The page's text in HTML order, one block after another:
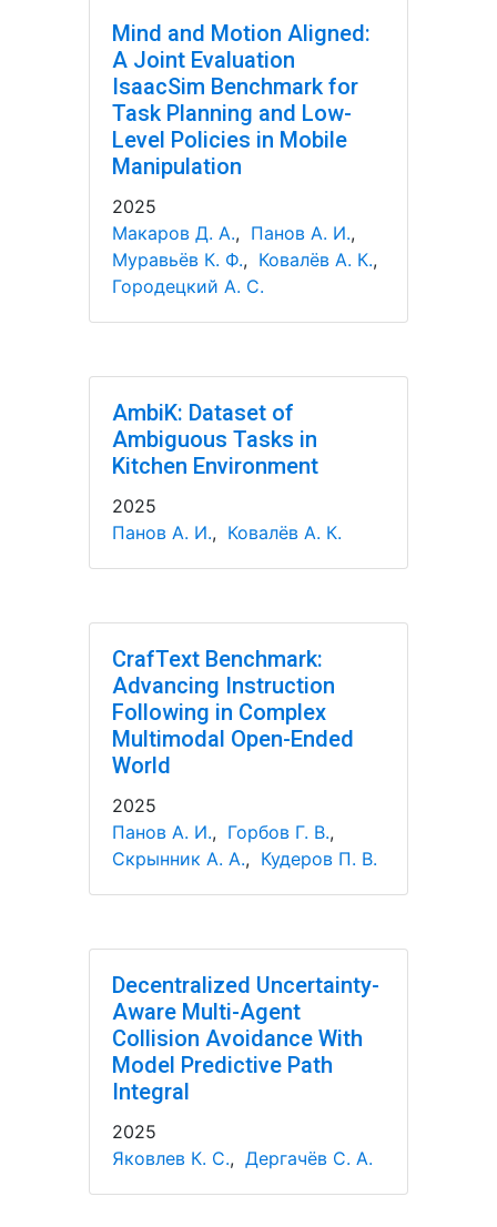
Mind and Motion Aligned:
A Joint Evaluation
IsaacSim Benchmark for
Task Planning and Low-
Level Policies in Mobile
Manipulation
2025
Макаров Д. А., Панов А. И.,
Муравьёв К. Ф., Ковалёв А. К.,
Городецкий А. С.
AmbiK: Dataset of
Ambiguous Tasks in
Kitchen Environment
2025
Панов А. И., Ковалёв А. К.
CrafText Benchmark:
Advancing Instruction
Following in Complex
Multimodal Open-Ended
World
2025
Панов А. И., Горбов Г. В.,
Скрынник А. А., Кудеров П. В.
Decentralized Uncertainty-
Aware Multi-Agent
Collision Avoidance With
Model Predictive Path
Integral
2025
Яковлев К. С., Дергачёв С. А.